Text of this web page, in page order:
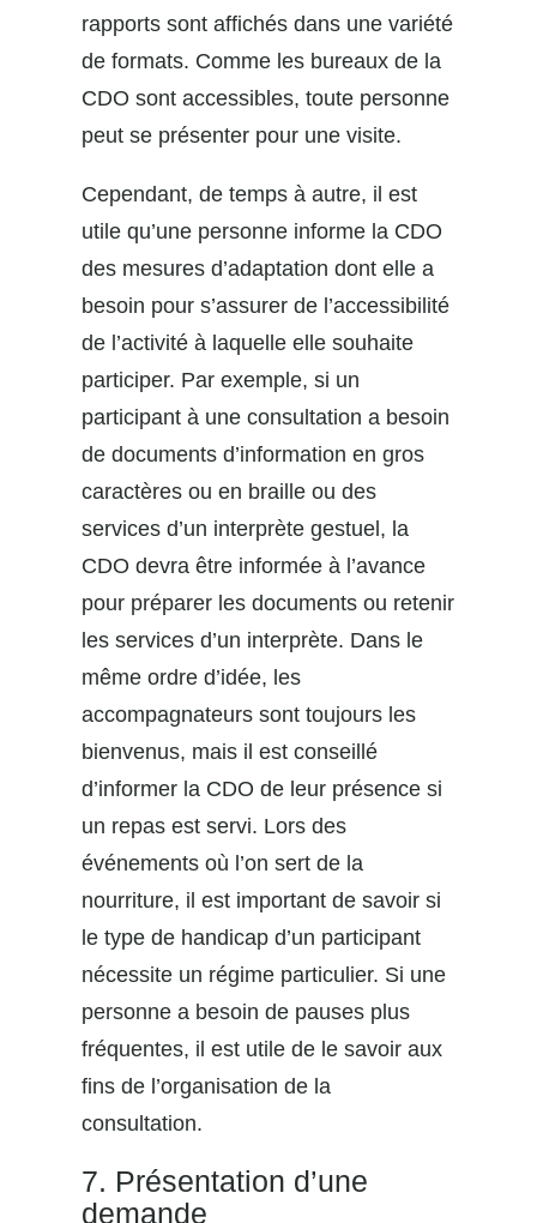
rapports sont affichés dans une variété
de formats. Comme les bureaux de la
CDO sont accessibles, toute personne
peut se présenter pour une visite.
Cependant, de temps à autre, il est
utile qu’une personne informe la CDO
des mesures d’adaptation dont elle a
besoin pour s’assurer de l’accessibilité
de l’activité à laquelle elle souhaite
participer. Par exemple, si un
participant à une consultation a besoin
de documents d’information en gros
caractères ou en braille ou des
services d’un interprète gestuel, la
CDO devra être informée à l’avance
pour préparer les documents ou retenir
les services d’un interprète. Dans le
même ordre d’idée, les
accompagnateurs sont toujours les
bienvenus, mais il est conseillé
d’informer la CDO de leur présence si
un repas est servi. Lors des
événements où l’on sert de la
nourriture, il est important de savoir si
le type de handicap d’un participant
nécessite un régime particulier. Si une
personne a besoin de pauses plus
fréquentes, il est utile de le savoir aux
fins de l’organisation de la
consultation.
7. Présentation d’une
demande